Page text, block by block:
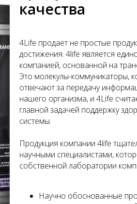
качества
4Life продает не простые
достижения. 4life является
компанией, основанной на
Это молекулы-коммуникаторы,
отвечают за передачу
нашего организма, и 4Life
главной задачей поддержку
системы.
Продукция компании 4life
научными специалистами,
собственной лаборатории
Научно обоснованные